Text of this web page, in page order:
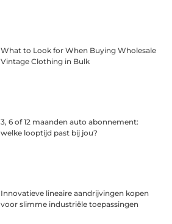
What to Look for When Buying Wholesale
Vintage Clothing in Bulk
3, 6 of 12 maanden auto abonnement:
welke looptijd past bij jou?
Innovatieve lineaire aandrijvingen kopen
voor slimme industriële toepassingen